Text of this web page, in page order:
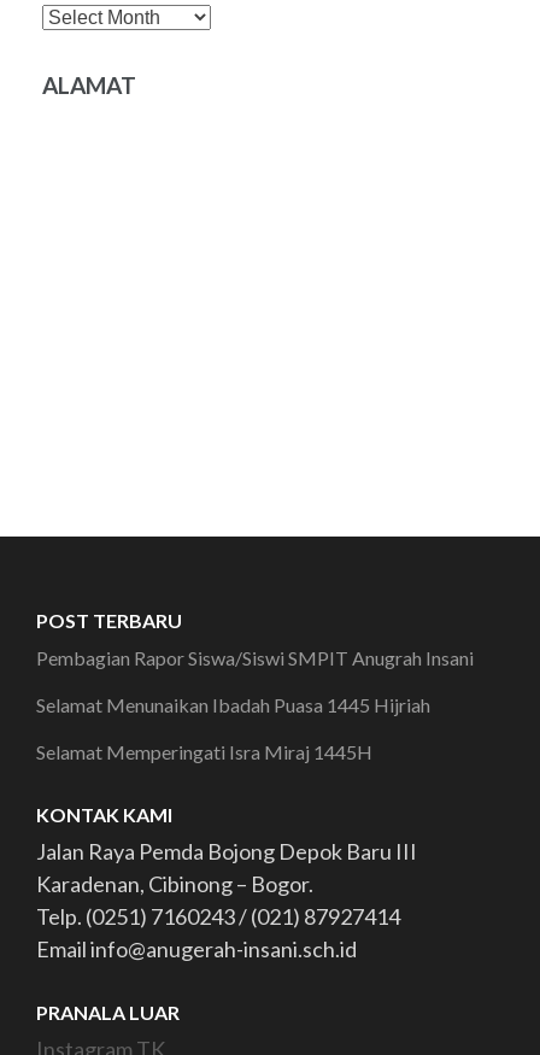
Archives
ALAMAT
POST TERBARU
Pembagian Rapor Siswa/Siswi SMPIT Anugrah Insani
Selamat Menunaikan Ibadah Puasa 1445 Hijriah
Selamat Memperingati Isra Miraj 1445H
KONTAK KAMI
Jalan Raya Pemda Bojong Depok Baru III
Karadenan, Cibinong – Bogor.
Telp. (0251) 7160243 / (021) 87927414
Email info@anugerah-insani.sch.id
PRANALA LUAR
Instagram TK